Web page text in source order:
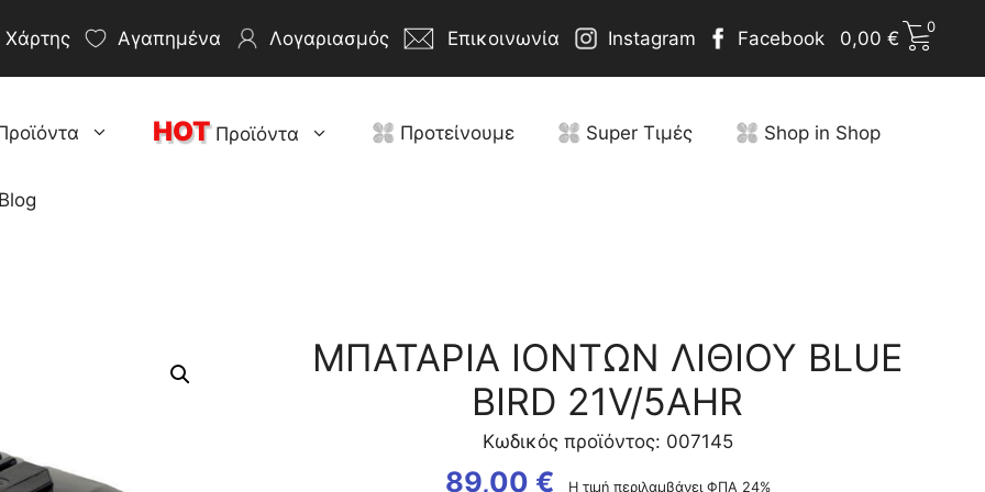
Χάρτης Αγαπημένα Λογαριασμός Επικοινωνία Instagram Facebook 0,00 €
0
HOTΠροϊόντα Προτείνουμε Super Τιμές Shop in Shop
Blog
ΜΠΑΤΑΡΙΑ ΙΟΝΤΩΝ ΛΙΘΙΟΥ BLUE
BIRD 21V/5AHR
Κωδικός προϊόντος: 007145
89,00 € Η τιμή περιλαμβάνει ΦΠΑ 24%